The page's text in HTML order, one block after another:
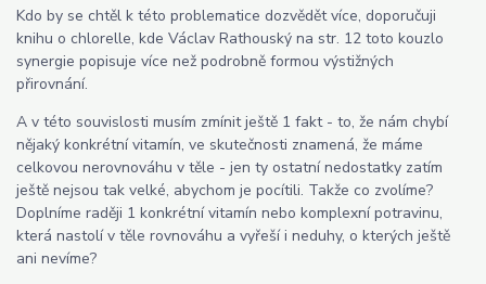
Kdo by se chtěl k této problematice dozvědět více, doporučuji
knihu o chlorelle, kde Václav Rathouský na str. 12 toto kouzlo
synergie popisuje více než podrobně formou výstižných
přirovnání.
A v této souvislosti musím zmínit ještě 1 fakt - to, že nám chybí
nějaký konkrétní vitamín, ve skutečnosti znamená, že máme
celkovou nerovnováhu v těle - jen ty ostatní nedostatky zatím
ještě nejsou tak velké, abychom je pocítili. Takže co zvolíme?
Doplníme raději 1 konkrétní vitamín nebo komplexní potravinu,
která nastolí v těle rovnováhu a vyřeší i neduhy, o kterých ještě
ani nevíme?